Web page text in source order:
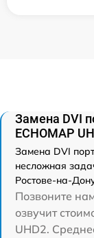
Замена DVI
ECHOMAP
Замена DVI
несложная
Ростове-на-
Позвоните
озвучит
UHD2.